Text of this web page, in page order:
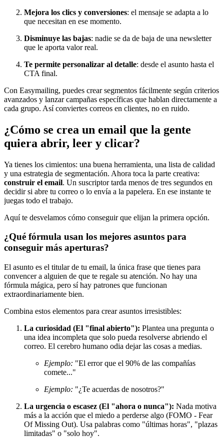
Mejora los clics y conversiones: el mensaje se adapta a lo
que necesitan en ese momento.
Disminuye las bajas: nadie se da de baja de una newsletter
que le aporta valor real.
Te permite personalizar al detalle: desde el asunto hasta el
CTA final.
Con Easymailing, puedes crear segmentos fácilmente según criterios
avanzados y lanzar campañas específicas que hablan directamente a
cada grupo. Así conviertes correos en clientes, no en ruido.
¿Cómo se crea un email que la gente
quiera abrir, leer y clicar?
Ya tienes los cimientos: una buena herramienta, una lista de calidad
y una estrategia de segmentación. Ahora toca la parte creativa:
construir el email. Un suscriptor tarda menos de tres segundos en
decidir si abre tu correo o lo envía a la papelera. En ese instante te
juegas todo el trabajo.
Aquí te desvelamos cómo conseguir que elijan la primera opción.
¿Qué fórmula usan los mejores asuntos para
conseguir más aperturas?
El asunto es el titular de tu email, la única frase que tienes para
convencer a alguien de que te regale su atención. No hay una
fórmula mágica, pero sí hay patrones que funcionan
extraordinariamente bien.
Combina estos elementos para crear asuntos irresistibles:
La curiosidad (El "final abierto"): Plantea una pregunta o
una idea incompleta que solo pueda resolverse abriendo el
correo. El cerebro humano odia dejar las cosas a medias.
Ejemplo: "El error que el 90% de las compañías
comete..."
Ejemplo: "¿Te acuerdas de nosotros?"
La urgencia o escasez (El "ahora o nunca"): Nada motiva
más a la acción que el miedo a perderse algo (FOMO - Fear
Of Missing Out). Usa palabras como "últimas horas", "plazas
limitadas" o "solo hoy".